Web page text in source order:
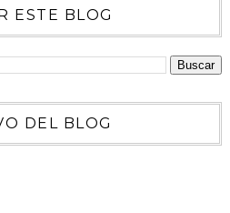
ESTE BLOG
DEL BLOG